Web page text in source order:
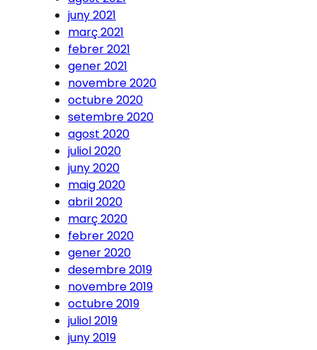
juny 2021
març 2021
febrer 2021
gener 2021
novembre 2020
octubre 2020
setembre 2020
agost 2020
juliol 2020
juny 2020
maig 2020
abril 2020
març 2020
febrer 2020
gener 2020
desembre 2019
novembre 2019
octubre 2019
juliol 2019
juny 2019